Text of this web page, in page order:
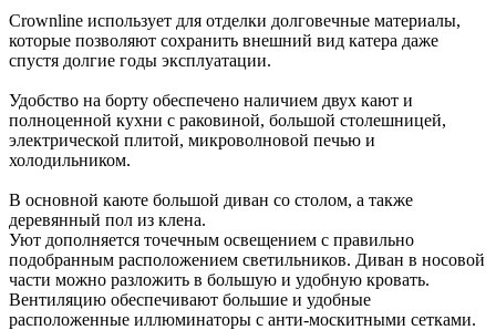
Crownline использует для отделки долговечные материалы,
которые позволяют сохранить внешний вид катера даже
спустя долгие годы эксплуатации.
Удобство на борту обеспечено наличием двух кают и
полноценной кухни с раковиной, большой столешницей,
электрической плитой, микроволновой печью и
холодильником.
В основной каюте большой диван со столом, а также
деревянный пол из клена.
Уют дополняется точечным освещением с правильно
подобранным расположением светильников. Диван в носовой
части можно разложить в большую и удобную кровать.
Вентиляцию обеспечивают большие и удобные
расположенные иллюминаторы с анти-москитными сетками.